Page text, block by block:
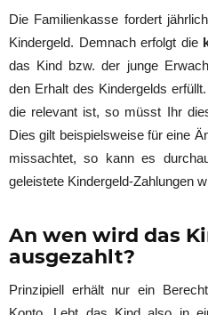
Die Familienkasse fordert
Kindergeld. Demnach erfolgt die
das Kind bzw. der junge
den Erhalt des Kindergelds
die relevant ist, so müsst Ihr
Dies gilt beispielsweise für eine
missachtet, so kann es
geleistete Kindergeld-Zahlungen
An wen wird das
ausgezahlt?
Prinzipiell erhält nur ein